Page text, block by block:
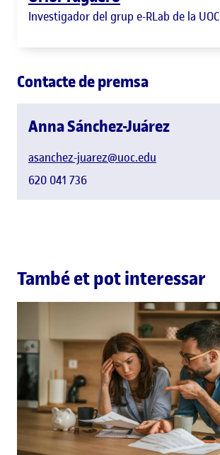
Investigador del grup e-RLab de la UOC
Contacte de premsa
Anna Sánchez-Juárez
asanchez-juarez@uoc.edu
620 041 736
També et pot interessar